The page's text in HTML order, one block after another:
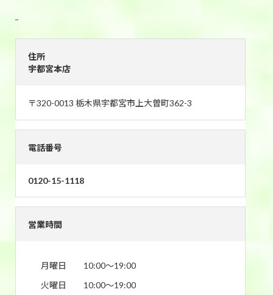
住所
宇都宮本店
〒320-0013 栃木県宇都宮市上大曽町362-3
電話番号
0120-15-1118
営業時間
月曜日
10:00〜19:00
火曜日
10:00〜19:00